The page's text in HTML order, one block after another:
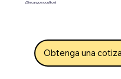
¡Sin cargos ocultos!
Obtenga una